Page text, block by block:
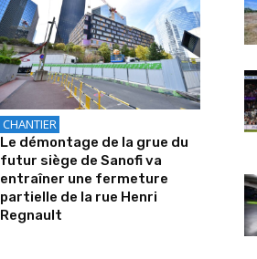
CHANTIER
Le démontage de la grue du
futur siège de Sanofi va
entraîner une fermeture
partielle de la rue Henri
Regnault